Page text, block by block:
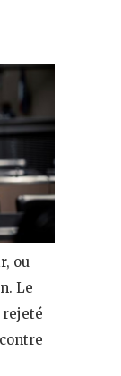
ou
Le
rejeté